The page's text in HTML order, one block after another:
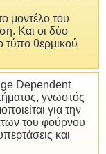
μοντέλο του
Και οι δύο
τύπο θερμικού
Dependent
γνωστός
για την
του φούρνου
και